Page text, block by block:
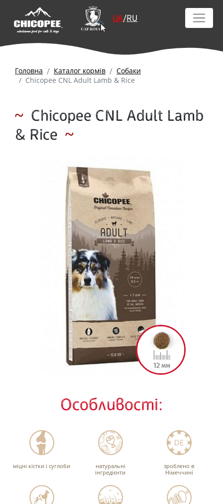
UA/RU
Головна Каталог кормів
Собаки
Chicopee CNL Adult Lamb & Rice
Chicopee CNL Adult Lamb
& Rice
Особливості:
міцні кістки і суглоби
натуральні
інгредієнти
зроблено в
Німеччині